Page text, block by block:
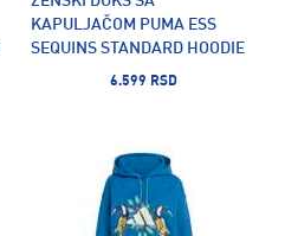
KAPULJAČOM PUMA ESS
SEQUINS STANDARD HOODIE
6.599 RSD